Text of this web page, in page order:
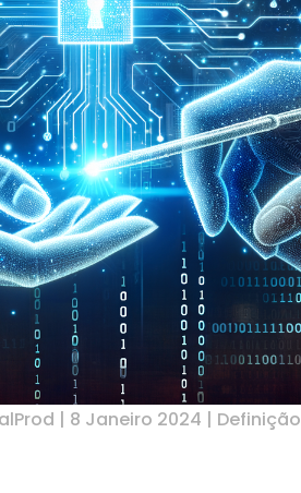
| 8 Janeiro 2024 | Definição